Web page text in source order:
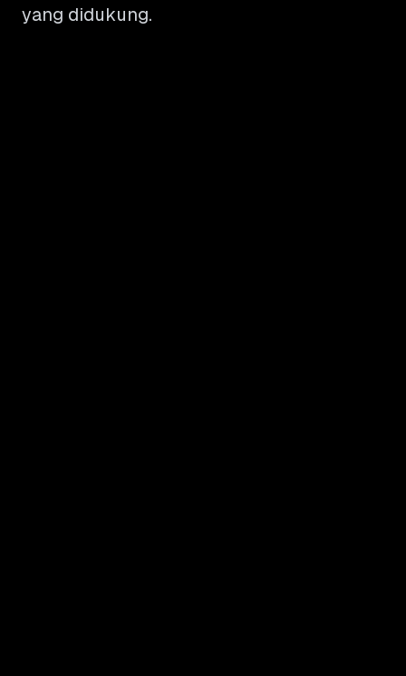
yang didukung.